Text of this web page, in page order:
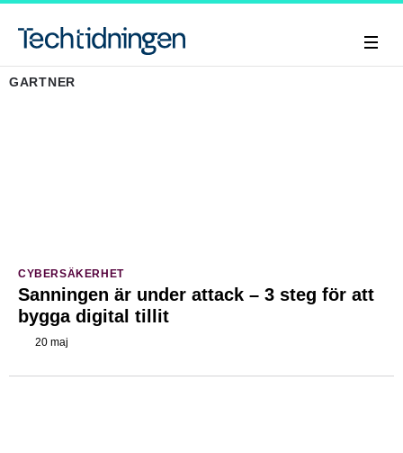
GARTNER
CYBERSÄKERHET
Sanningen är under attack – 3 steg för att
bygga digital tillit
20 maj